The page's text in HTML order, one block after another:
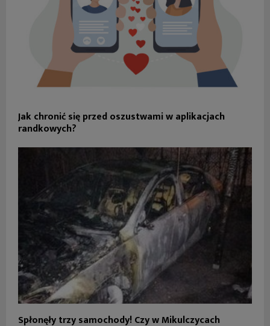
Jak chronić się przed oszustwami w aplikacjach
randkowych?
Spłonęły trzy samochody! Czy w Mikulczycach